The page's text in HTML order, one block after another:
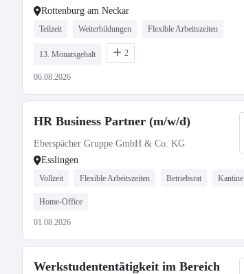
Rottenburg am Neckar
Teilzeit Weiterbildungen Flexible Arbeitszeiten
13. Monatsgehalt 2
06.08.2026
HR Business Partner (m/w/d)
Eberspächer Gruppe GmbH & Co. KG
Esslingen
Vollzeit Flexible Arbeitszeiten Betriebsrat Kantine
Home-Office
01.08.2026
Werkstudententätigkeit im Bereich